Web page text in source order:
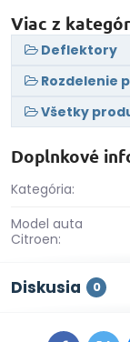
Viac z
Deflektory
Rozdelenie
Všetky
Doplnkové
Kategória:
Model auta
Citroen:
Diskusia 0